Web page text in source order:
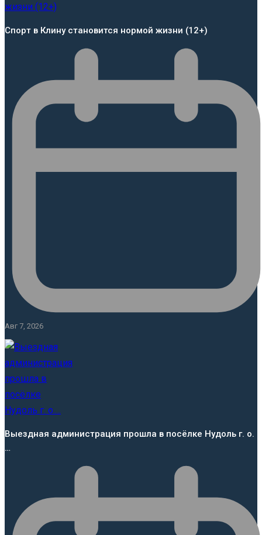
Спорт в Клину становится нормой жизни (12+)
Авг 7, 2026
Выездная администрация прошла в посёлке Нудоль г. о.
…